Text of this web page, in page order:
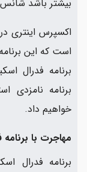
بیشتر باشد شانس
اکسپرس اینتری
است که این
برنامه فدرال
برنامه نامزدی
خواهیم داد.
مهاجرت با برنامه
برنامه فدرال